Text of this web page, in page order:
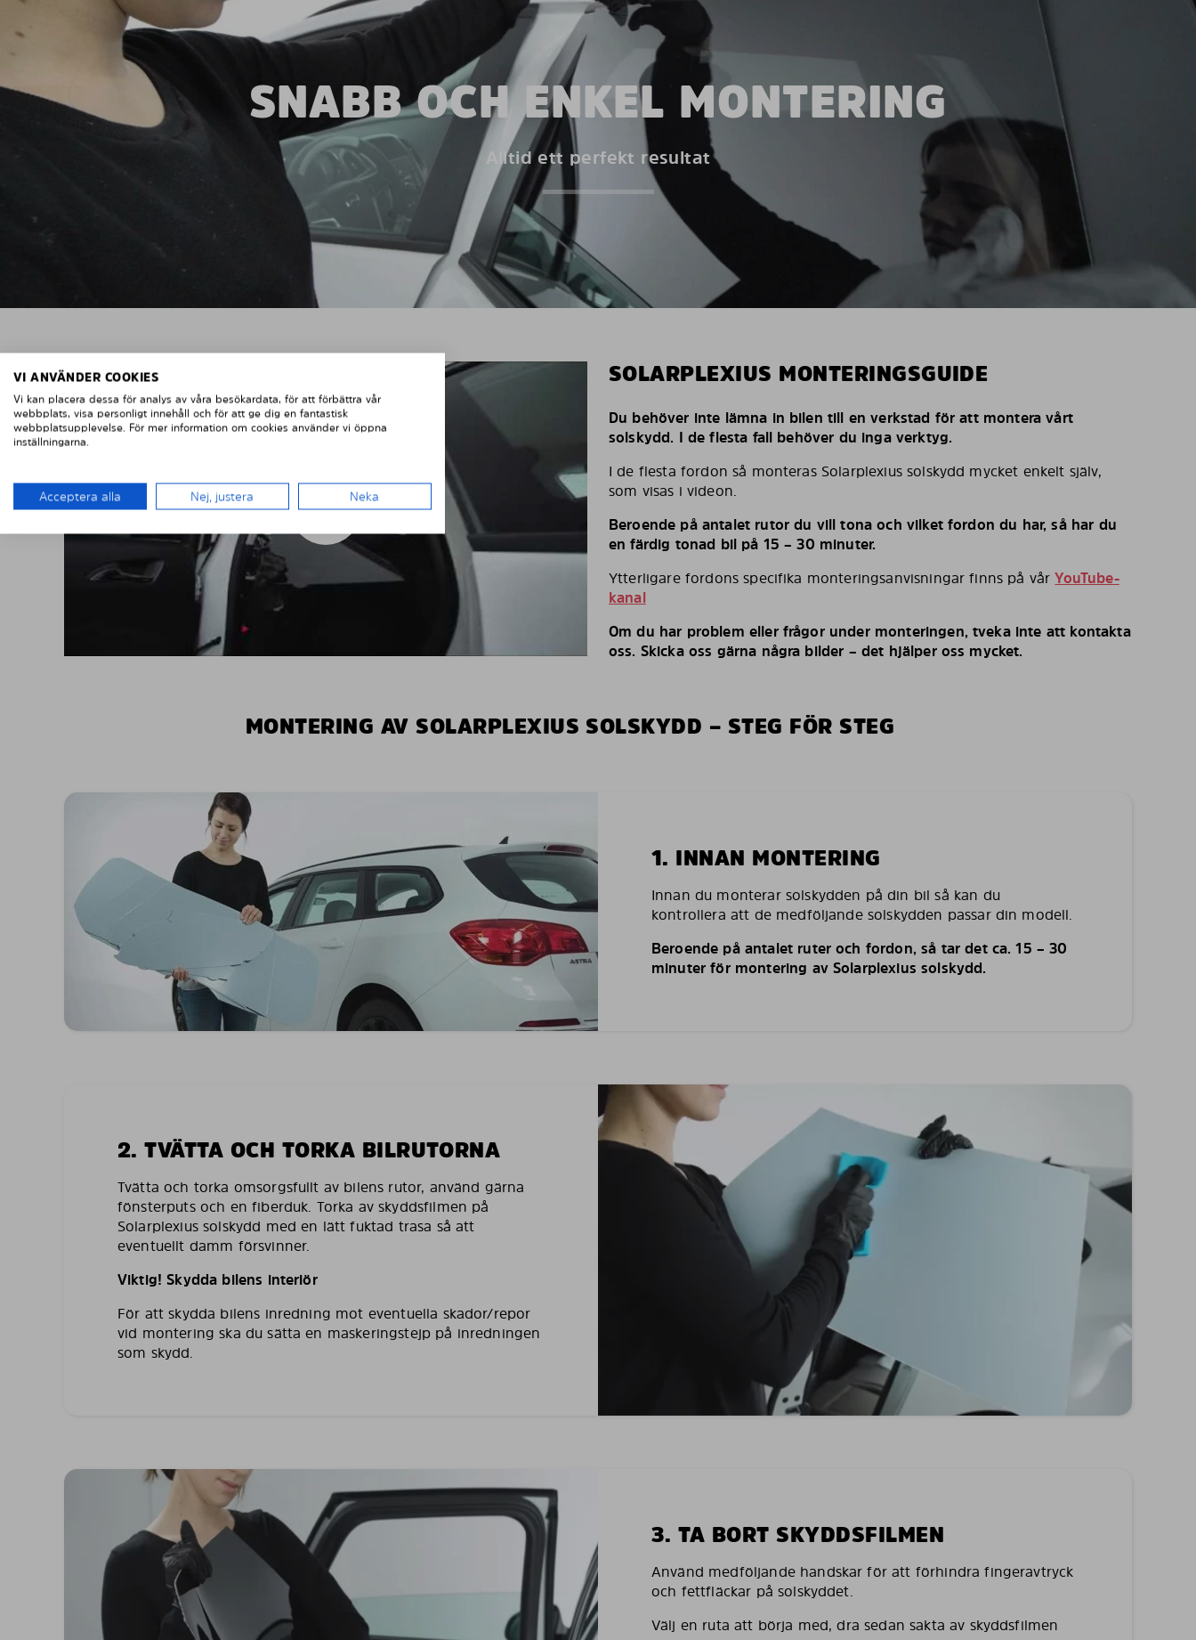
SNABB OCH ENKEL MONTERING
Alltid ett perfekt resultat
SOLARPLEXIUS MONTERINGSGUIDE
Du behöver inte lämna in bilen till en verkstad för att montera vårt
solskydd. I de flesta fall behöver du inga verktyg.
I de flesta fordon så monteras Solarplexius solskydd mycket enkelt själv,
som visas i videon.
Beroende på antalet rutor du vill tona och vilket fordon du har, så har du
en färdig tonad bil på 15 – 30 minuter.
Ytterligare fordons specifika monteringsanvisningar finns på vårYouTube-
kanal
Om du har problem eller frågor under monteringen, tveka inte att kontakta
oss. Skicka oss gärna några bilder – det hjälper oss mycket.
MONTERING AV SOLARPLEXIUS SOLSKYDD – STEG FÖR STEG
1. INNAN MONTERING
Innan du monterar solskydden på din bil så kan du
kontrollera att de medföljande solskydden passar din modell.
Beroende på antalet ruter och fordon, så tar det ca. 15 – 30
minuter för montering av Solarplexius solskydd.
2. TVÄTTA OCH TORKA BILRUTORNA
Tvätta och torka omsorgsfullt av bilens rutor, använd gärna
fönsterputs och en fiberduk. Torka av skyddsfilmen på
Solarplexius solskydd med en lätt fuktad trasa så att
eventuellt damm försvinner.
Viktig! Skydda bilens interiör
För att skydda bilens inredning mot eventuella skador/repor
vid montering ska du sätta en maskeringstejp på inredningen
som skydd.
3. TA BORT SKYDDSFILMEN
Använd medföljande handskar för att förhindra fingeravtryck
och fettfläckar på solskyddet.
Välj en ruta att börja med, dra sedan sakta av skyddsfilmen
VI ANVÄNDER COOKIES
Vi kan placera dessa för analys av våra besökardata, för att förbättra vår
webbplats, visa personligt innehåll och för att ge dig en fantastisk
webbplatsupplevelse. För mer information om cookies använder vi öppna
inställningarna.
Acceptera alla Nej, justera Neka